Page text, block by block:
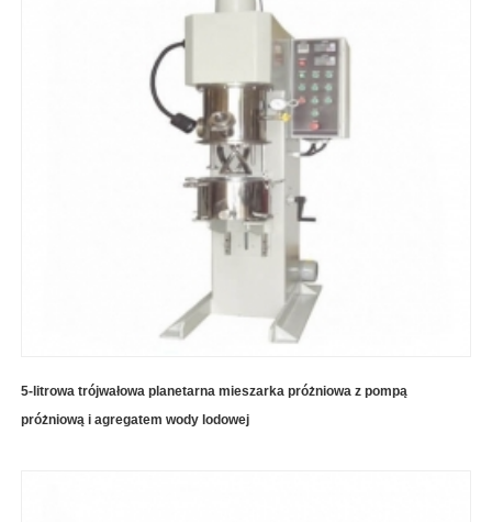
5-litrowa trójwałowa planetarna mieszarka próżniowa z pompą
próżniową i agregatem wody lodowej